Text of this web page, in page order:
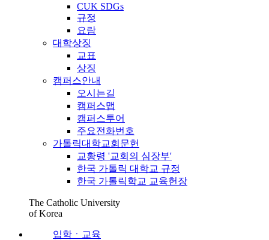
CUK SDGs
규정
요람
대학상징
교표
상징
캠퍼스안내
오시는길
캠퍼스맵
캠퍼스투어
주요전화번호
가톨릭대학교회문헌
교황령 '교회의 심장부'
한국 가톨릭 대학교 규정
한국 가톨릭학교 교육헌장
The Catholic University
of Korea
입학ㆍ교육